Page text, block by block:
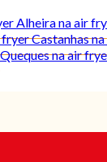
Alheira na air
fryerCastanhas
Queques na air